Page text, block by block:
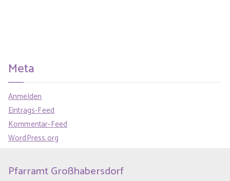
Meta
Anmelden
Eintrags-Feed
Kommentar-Feed
WordPress.org
Pfarramt Großhabersdorf